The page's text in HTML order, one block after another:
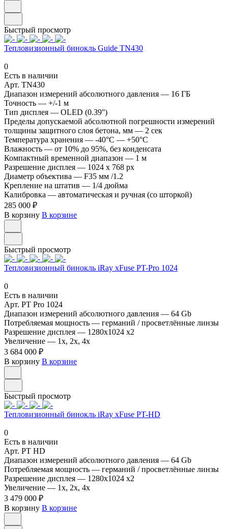
Быстрый просмотр
Тепловизионный бинокль Guide TN430
0
Есть в наличии
Арт. TN430
Диапазон измерений абсолютного давления — 16 ГБ
Точность — +/-1 м
Тип дисплея — OLED (0.39'')
Пределы допускаемой абсолютной погрешности измерений
толщины защитного слоя бетона, мм — 2 сек
Температура хранения — -40°C — +50°C
Влажность — от 10% до 95%, без конденсата
Компактный временной диапазон — 1 м
Разрешение дисплея — 1024 x 768 px
Диаметр объектива — F35 мм /1.2
Крепление на штатив — 1/4 дюйма
Калибровка — автоматическая и ручная (со шторкой)
285 000 ₽
В корзину В корзине
Быстрый просмотр
Тепловизионный бинокль iRay xFuse PT-Pro 1024
0
Есть в наличии
Арт. PT Pro 1024
Диапазон измерений абсолютного давления — 64 Gb
Потребляемая мощность — германий / просветлённые линзы
Разрешение дисплея — 1280x1024 x2
Увеличение — 1x, 2x, 4x
3 684 000 ₽
В корзину В корзине
Быстрый просмотр
Тепловизионный бинокль iRay xFuse PT-HD
0
Есть в наличии
Арт. PT HD
Диапазон измерений абсолютного давления — 64 Gb
Потребляемая мощность — германий / просветлённые линзы
Разрешение дисплея — 1280x1024 x2
Увеличение — 1x, 2x, 4x
3 479 000 ₽
В корзину В корзине